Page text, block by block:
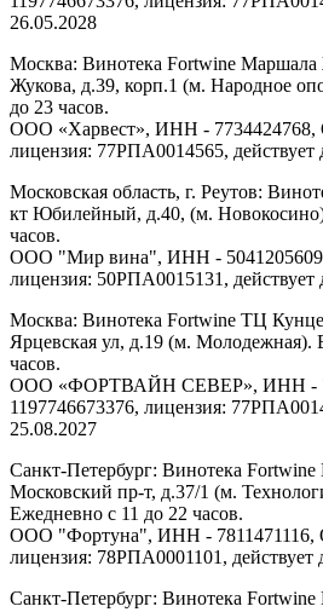
26.05.2028
Москва: Винотека Fortwine
Жукова, д.39, корп.1 (м. Народное
до 23 часов.
ООО «Харвест», ИНН - 7734424768,
лицензия: 77РПА0014565, действует
Московская область, г. Реутов:
кт Юбилейный, д.40, (м.
часов.
ООО "Мир вина", ИНН -
лицензия: 50РПА0015131, действует
Москва: Винотека Fortwine ТЦ
Ярцевская ул, д.19 (м. Молодежная).
часов.
ООО «ФОРТВАЙН СЕВЕР», ИНН -
1197746673376, лицензия:
25.08.2027
Санкт-Петербург: Винотека Fortwine
Московский пр-т, д.37/1 (м.
Ежедневно с 11 до 22 часов.
ООО "Фортуна", ИНН - 7811471116,
лицензия: 78РПА0001101, действует
Санкт-Петербург: Винотека